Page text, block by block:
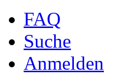
FAQ
Suche
Anmelden